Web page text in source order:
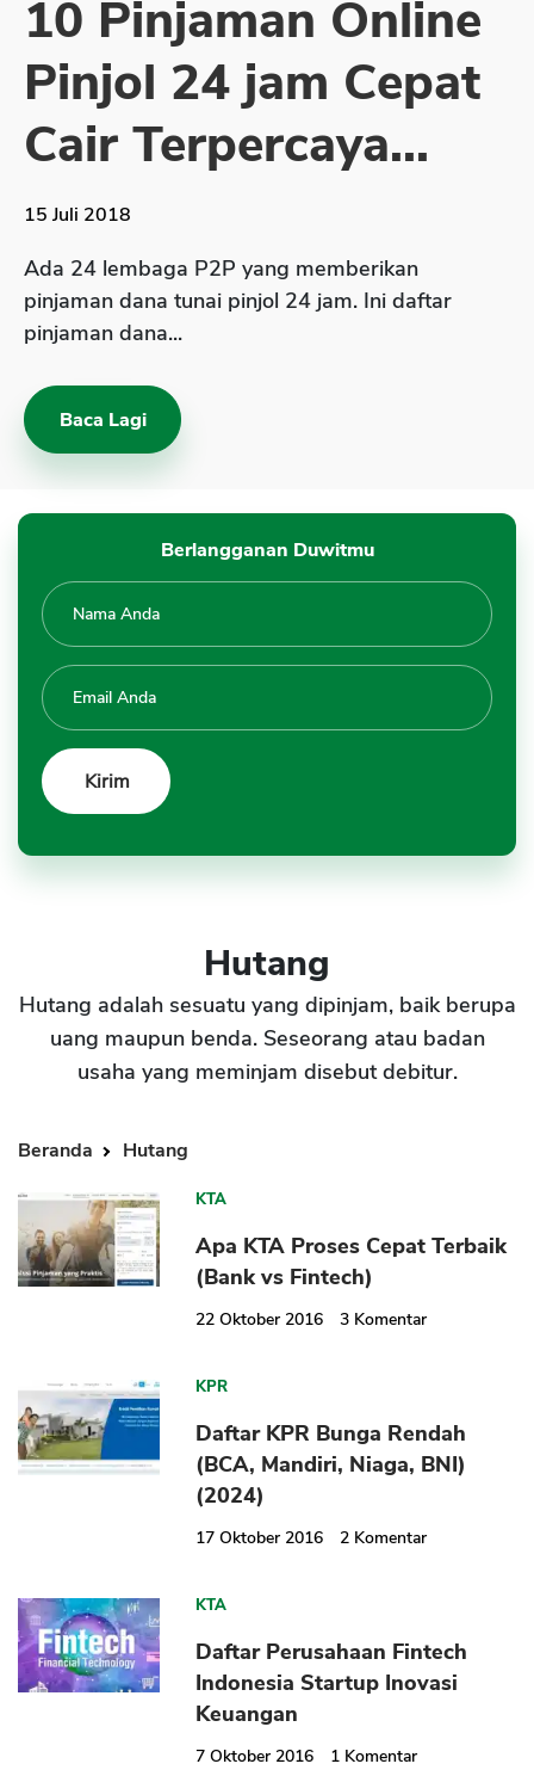
Sekuritas Saham
Bank Digital
Crypto
Assets Crypto
Asuransi Jiwa
Asuransi Kesehatan
10 Pinjaman Online
Pinjol 24 jam Cepat
Cair Terpercaya...
15 Juli 2018
Ada 24 lembaga P2P yang memberikan
pinjaman dana tunai pinjol 24 jam. Ini daftar
pinjaman dana...
Baca Lagi
Berlangganan Duwitmu
Hutang
Hutang adalah sesuatu yang dipinjam, baik berupa
uang maupun benda. Seseorang atau badan
usaha yang meminjam disebut debitur.
Beranda Hutang
KTA
Apa KTA Proses Cepat Terbaik
(Bank vs Fintech)
22 Oktober 2016 3 Komentar
KPR
Daftar KPR Bunga Rendah
(BCA, Mandiri, Niaga, BNI)
(2024)
17 Oktober 2016 2 Komentar
KTA
Daftar Perusahaan Fintech
Indonesia Startup Inovasi
Keuangan
7 Oktober 2016 1 Komentar
OK
CANCEL